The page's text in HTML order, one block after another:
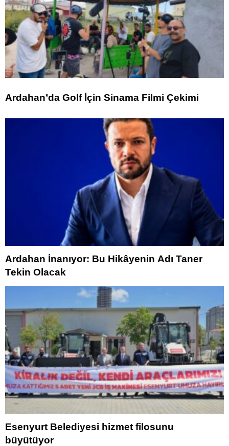
Ardahan’da Golf İçin Sinama Filmi Çekimi
Ardahan İnanıyor: Bu Hikâyenin Adı Taner
Tekin Olacak
Esenyurt Belediyesi hizmet filosunu
büyütüyor